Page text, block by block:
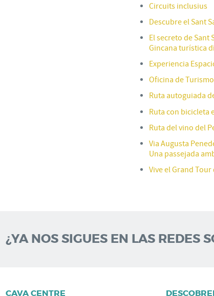
Circuits inclusius
Descubre el Sant
El secreto de Sant
Gincana turística
Experiencia
Oficina de
Ruta autoguiada
Ruta con bicicleta
Ruta del vino del
Via Augusta
Una passejada
Vive el Grand
¿YA NOS SIGUES EN LAS REDES
CAVA CENTRE